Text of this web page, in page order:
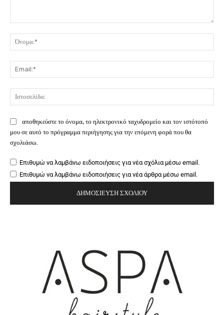
αποθηκεύστε το όνομα, το ηλεκτρονικό ταχυδρομείο και τον ιστότοπό
μου σε αυτό το πρόγραμμα περιήγησης για την επόμενη φορά που θα
σχολιάσω.
Επιθυμώ να λαμβάνω ειδοποιήσεις για νέα σχόλια μέσω email.
Επιθυμώ να λαμβάνω ειδοποιήσεις για νέα άρθρα μέσω email.